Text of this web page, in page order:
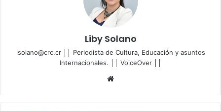
Liby Solano
lsolano@crc.cr ││ Periodista de Cultura, Educación y asuntos
Internacionales. ││ VoiceOver ││